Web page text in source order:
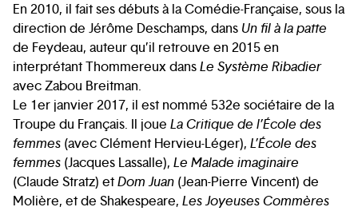
En 2010, il fait ses débuts à la Comédie-Française, sous la
direction de Jérôme Deschamps, dans Un fil à la patte
de Feydeau, auteur qu’il retrouve en 2015 en
interprétant Thommereux dansLe Système Ribadier
avec Zabou Breitman.
Le 1er janvier 2017, il est nommé 532e sociétaire de la
Troupe du Français. Il joue La Critique de l’École des
femmes (avec Clément Hervieu-Léger), L’École des
femmes (Jacques Lassalle), Le Malade imaginaire
(Claude Stratz) etDom Juan (Jean-Pierre Vincent) de
Molière, et de Shakespeare, Les Joyeuses Commères